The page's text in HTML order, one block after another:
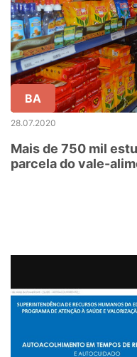
BA
28.07.2020
Mais de 750 mil
parcela do vale-